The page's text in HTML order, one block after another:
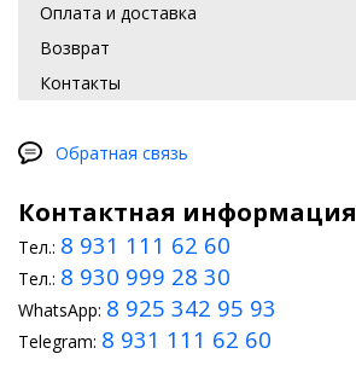
Оплата и доставка
Возврат
Контакты
Обратная связь
Контактная информация
Тел.: 8 931 111 62 60
Тел.: 8 930 999 28 30
WhatsApp: 8 925 342 95 93
Telegram: 8 931 111 62 60